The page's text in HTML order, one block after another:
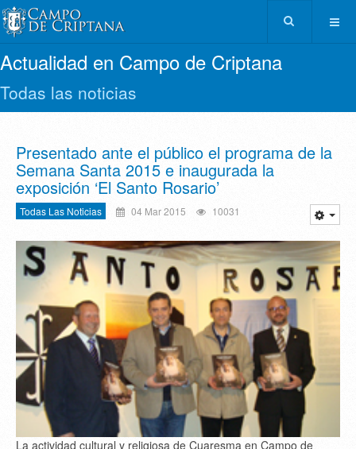
Actualidad en Campo de Criptana
Todas las noticias
Presentado ante el público el programa de la
Semana Santa 2015 e inaugurada la
exposición ‘El Santo Rosario’
Todas Las Noticias 04 Mar 2015 10031
La actividad cultural y religiosa de Cuaresma en Campo de